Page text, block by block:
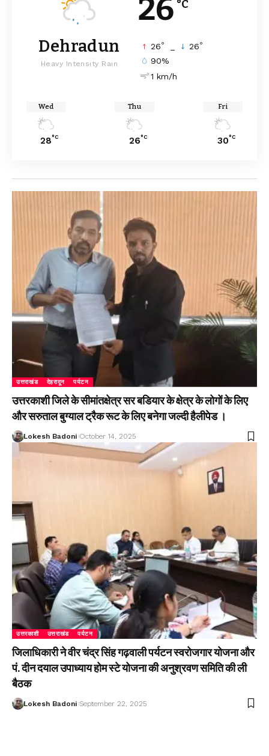
26 °C
Dehradun
Heavy Intensity Rain
26° 26°
90%
1 km/h
Wed
28°C
Thu
26°C
Fri
30°C
उत्तराखंड देहरादून पर्यटन
उत्तरकाशी जिले के सीमांतक्षेत्र सर बडियार के क्षेत्र के लोगों के लिए
और सरुताल बुग्याल ट्रैक रूट के लिए बनेगा जल्दी हैलीपेड ।
Lokesh Badoni October 14, 2025
उत्तरकाशी उत्तराखंड पर्यटन
जिलाधिकारी ने वीर चंद्र सिंह गढ़वाली पर्यटन स्वरोजगार योजना और
पं. दीन दयाल उपाध्याय होम स्टे योजना की अनुश्रवण समिति की ली
बैठक
Lokesh Badoni September 22, 2025